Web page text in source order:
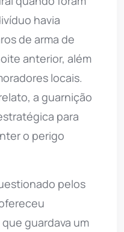
havia
de arma de
anterior, além
locais.
a guarnição
para
o perigo
pelos
guardava um